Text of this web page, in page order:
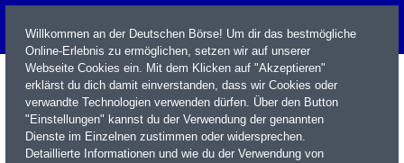
Willkommen an der Deutschen Börse! Um dir das bestmögliche
Online-Erlebnis zu ermöglichen, setzen wir auf unserer
Webseite Cookies ein. Mit dem Klicken auf "Akzeptieren"
erklärst du dich damit einverstanden, dass wir Cookies oder
verwandte Technologien verwenden dürfen. Über den Button
"Einstellungen" kannst du der Verwendung der genannten
Dienste im Einzelnen zustimmen oder widersprechen.
Detaillierte Informationen und wie du der Verwendung von